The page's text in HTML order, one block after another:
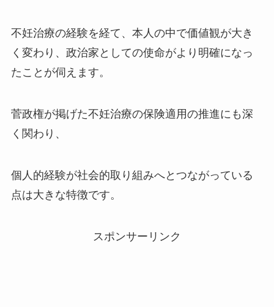
不妊治療の経験を経て、本人の中で価値観が大き
く変わり、政治家としての使命がより明確になっ
たことが伺えます。
菅政権が掲げた不妊治療の保険適用の推進にも深
く関わり、
個人的経験が社会的取り組みへとつながっている
点は大きな特徴です。
スポンサーリンク